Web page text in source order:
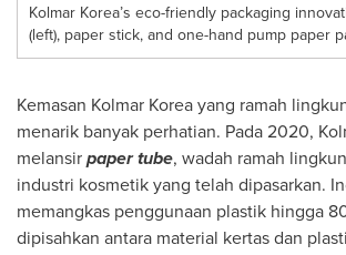
Kolmar Korea’s eco-friendly packaging
(left), paper stick, and one-hand pump paper
Kemasan Kolmar Korea yang ramah
menarik banyak perhatian. Pada 2020,
melansirpaper tube, wadah ramah
industri kosmetik yang telah dipasarkan.
memangkas penggunaan plastik hingga
dipisahkan antara material kertas dan